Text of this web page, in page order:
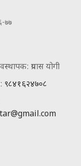
७७
प्रयास योगी
: ९८४१६२४७०८